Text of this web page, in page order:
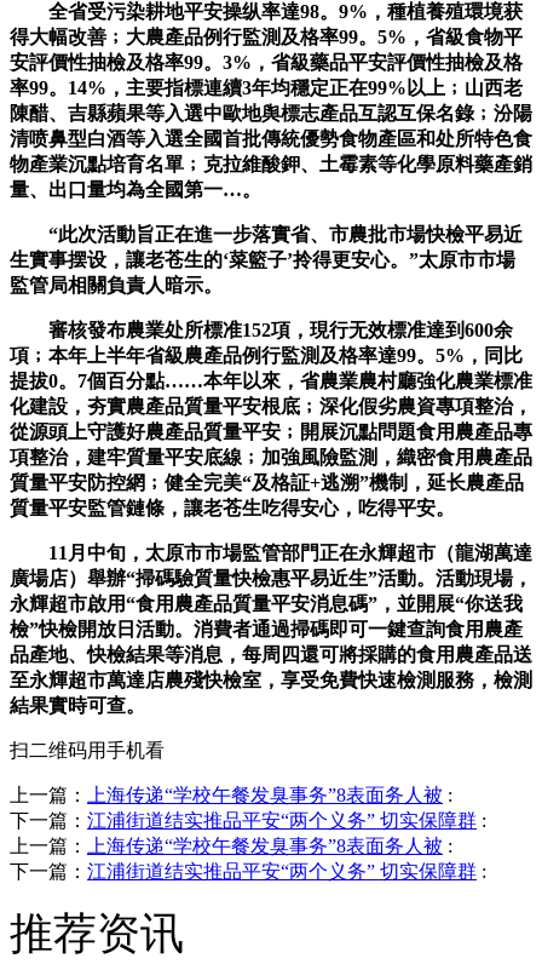
全省受污染耕地平安操纵率達98。9%，種植養殖環境获
得大幅改善﹔大農產品例行監測及格率99。5%，省級食物平
安評價性抽檢及格率99。3%，省級藥品平安評價性抽檢及格
率99。14%，主要指標連續3年均穩定正在99%以上﹔山西老
陳醋、吉縣蘋果等入選中歐地舆標志產品互認互保名錄﹔汾陽
清喷鼻型白酒等入選全國首批傳統優勢食物產區和处所特色食
物產業沉點培育名單﹔克拉維酸鉀、土霉素等化學原料藥產銷
量、出口量均為全國第一…。
“此次活動旨正在進一步落實省、市農批市場快檢平易近
生實事摆设，讓老苍生的‘菜籃子’拎得更安心。”太原市市場
監管局相關負責人暗示。
審核發布農業处所標准152項，現行无效標准達到600余
項﹔本年上半年省級農產品例行監測及格率達99。5%，同比
提拔0。7個百分點……本年以來，省農業農村廳強化農業標准
化建設，夯實農產品質量平安根底﹔深化假劣農資專項整治，
從源頭上守護好農產品質量平安﹔開展沉點問題食用農產品專
項整治，建牢質量平安底線﹔加強風險監測，織密食用農產品
質量平安防控網﹔健全完美“及格証+逃溯”機制，延长農產品
質量平安監管鏈條，讓老苍生吃得安心，吃得平安。
11月中旬，太原市市場監管部門正在永輝超市（龍湖萬達
廣場店）舉辦“掃碼驗質量快檢惠平易近生”活動。活動現場，
永輝超市啟用“食用農產品質量平安消息碼”，並開展“你送我
檢”快檢開放日活動。消費者通過掃碼即可一鍵查詢食用農產
品產地、快檢結果等消息，每周四還可將採購的食用農產品送
至永輝超市萬達店農殘快檢室，享受免費快速檢測服務，檢測
結果實時可查。
扫二维码用手机看
上一篇： 上海传递“学校午餐发臭事务”8表面务人被 :
下一篇： 江浦街道结实推品平安“两个义务” 切实保障群 :
上一篇：
上海传递“学校午餐发臭事务”8表面务人被 :
下一篇： 江浦街道结实推品平安“两个义务” 切实保障群 :
推荐资讯